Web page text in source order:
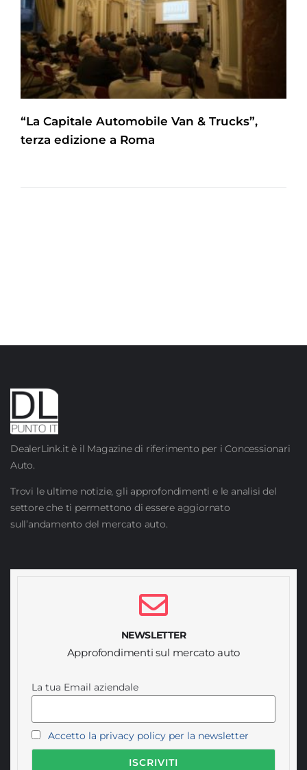
“La Capitale Automobile Van & Trucks”,
terza edizione a Roma
DealerLink.it è il Magazine di riferimento per i Concessionari
Auto.
Trovi le ultime notizie, gli approfondimenti e le analisi del
settore che ti permettono di essere aggiornato
sull’andamento del mercato auto.
NEWSLETTER
Approfondimenti sul mercato auto
La tua Email aziendale
Accetto la privacy policy per la newsletter